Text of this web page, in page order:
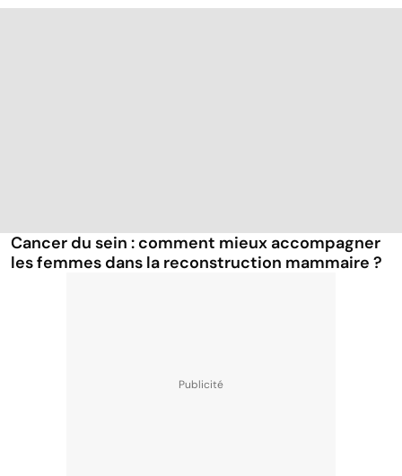
Cancer du sein : comment mieux accompagner
les femmes dans la reconstruction mammaire ?